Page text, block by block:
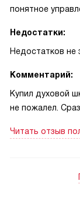
понятное
Недостатки:
Недостатков не
Комментарий:
Купил духовой
не пожалел.
переключатели
получаются
Читать отзыв